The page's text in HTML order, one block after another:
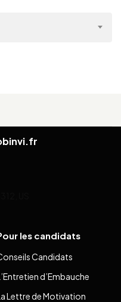
les candidats
Candidats
d’Embauche
Lettre de Motivation